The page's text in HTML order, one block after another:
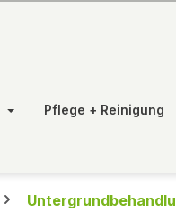
Pflege + Reinigung